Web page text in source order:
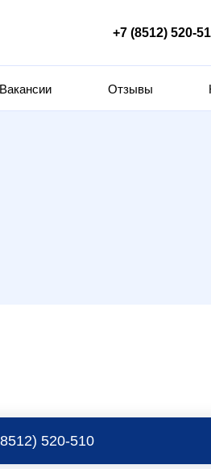
+7 (8512) 520-
Вакансии Отзывы
520-510